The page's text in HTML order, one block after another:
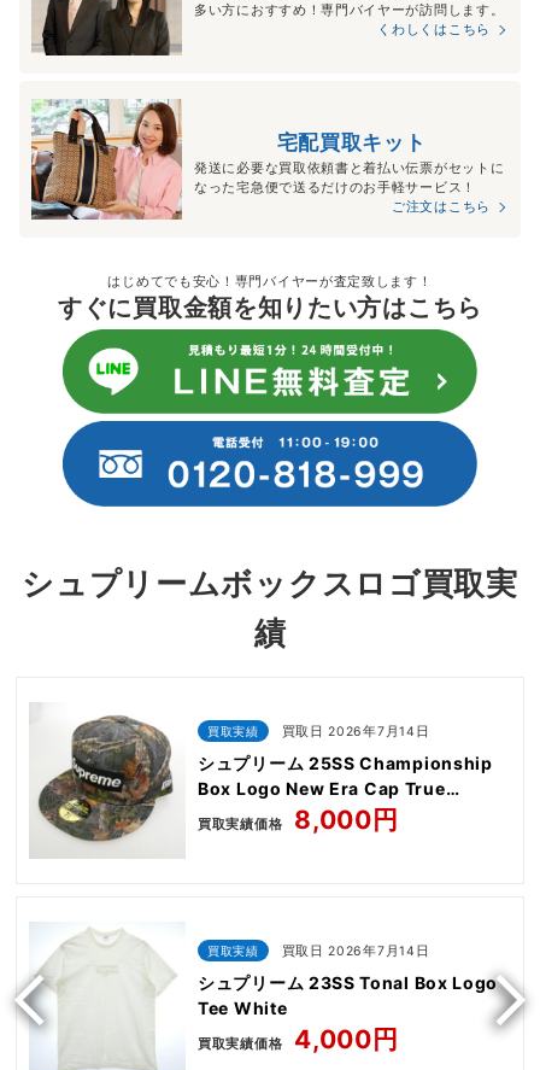
多い方におすすめ！専門バイヤーが訪問します。
くわしくはこちら
宅配買取キット
発送に必要な買取依頼書と着払い伝票がセットに
なった宅急便で送るだけのお手軽サービス！
ご注文はこちら
はじめてでも安心！専門バイヤーが査定致します！
すぐに買取金額を知りたい方はこちら
シュプリームボックスロゴ買取実
績
買取実績 買取日 2026年7月14日
シュプリーム 25SS Championship
Box Logo New Era Cap True
Timber Kanati camo
買取実績価格 8,000円
買取実績 買取日 2026年7月14日
シュプリーム 23SS Tonal Box Logo
Tee White
買取実績価格 4,000円